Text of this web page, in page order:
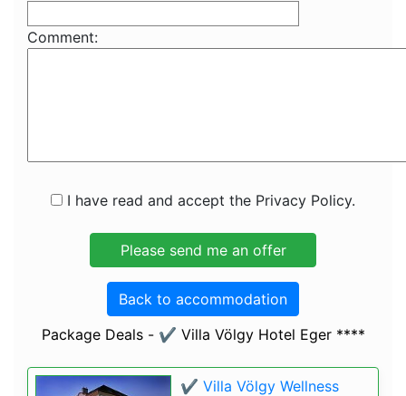
Comment:
I have read and accept the Privacy Policy.
Back to accommodation
Package Deals - ✔️ Villa Völgy Hotel Eger ****
✔️ Villa Völgy Wellness